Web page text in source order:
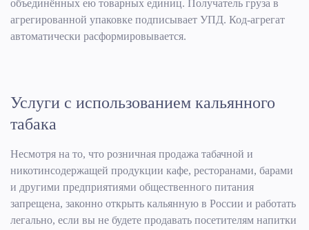
объединённых ею товарных единиц. Получатель груза в
агрегированной упаковке подписывает УПД. Код-агрегат
автоматически расформировывается.
Услуги с использованием кальянного
табака
Несмотря на то, что розничная продажа табачной и
никотинсодержащей продукции кафе, ресторанами, барами
и другими предприятиями общественного питания
запрещена, законно открыть кальянную в России и работать
легально, если вы не будете продавать посетителям напитки